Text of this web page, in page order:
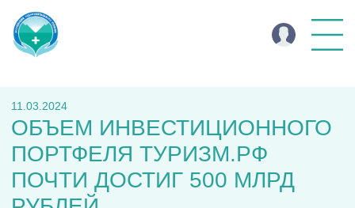
11.03.2024
ОБЪЕМ ИНВЕСТИЦИОННОГО
ПОРТФЕЛЯ ТУРИЗМ.РФ
ПОЧТИ ДОСТИГ 500 МЛРД